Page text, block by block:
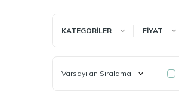
KATEGORILER FIYAT